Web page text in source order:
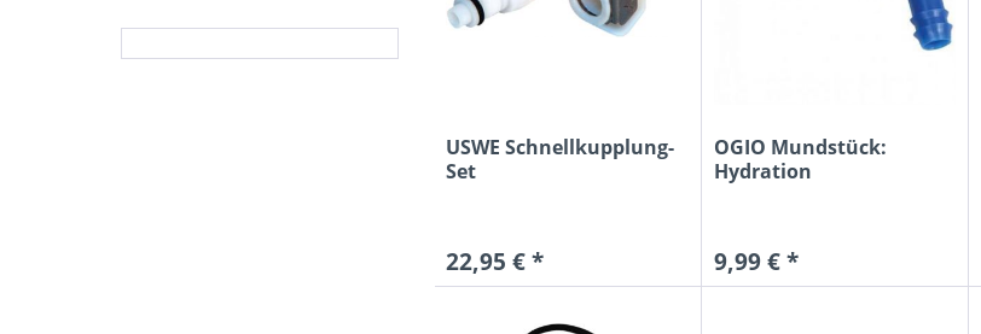
USWE Schnellkupplung-
Set
22,95 € *
OGIO Mundstück:
Hydration
9,99 € *